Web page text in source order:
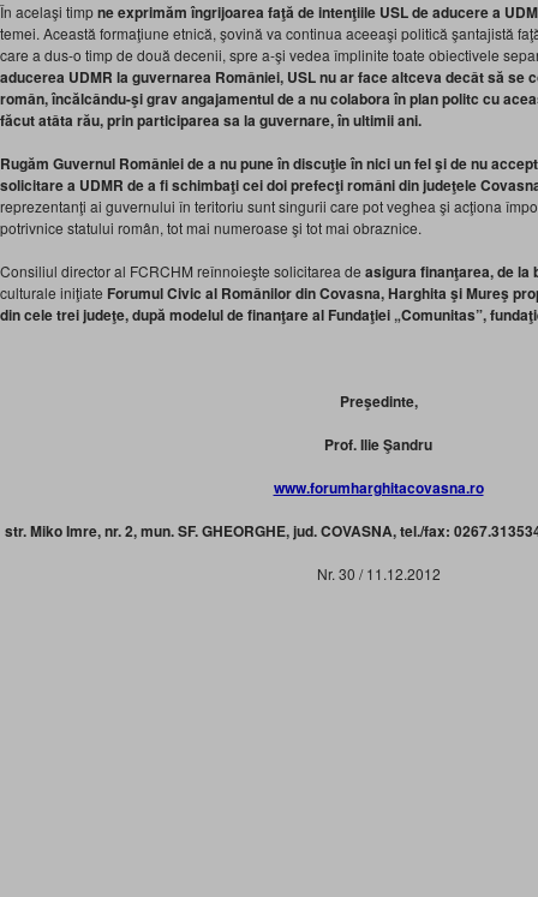
În acelaşi timpne exprimăm îngrijoarea faţă de intenţiile USL de aducere a
temei. Această formaţiune etnică, şovină va continua aceeaşi politică şantajistă
care a dus-o timp de două decenii, spre a-şi vedea împlinite toate obiectivele
aducerea UDMR la guvernarea României, USL nu ar face altceva decât să se
român, încălcându-şi grav angajamentul de a nu colabora în plan politc cu
făcut atâta rău, prin participarea sa la guvernare, în ultimii ani.
Rugăm Guvernul României de a nu pune în discuţie în nici un fel şi de nu
solicitare a UDMR de a fi schimbaţi cei doi prefecţi români din judeţele
reprezentanţi ai guvernului în teritoriu sunt singurii care pot veghea şi acţiona
potrivnice statului român, tot mai numeroase şi tot mai obraznice.
Consiliul director al FCRCHM reînnoieşte solicitarea de asigura finanţarea,de la
culturale iniţiate Forumul Civic al Românilor din Covasna, Harghita şi Mureş
din cele trei judeţe, după modelul de finanţare al Fundaţiei „Comunitas”,
Preşedinte,
Prof. Ilie Şandru
www.forumharghitacovasna.ro
str. Miko Imre, nr. 2, mun. SF. GHEORGHE, jud. COVASNA, tel./fax:
Nr. 30 / 11.12.2012